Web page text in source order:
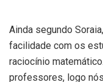
Ainda segundo
facilidade com os
raciocínio
professores, logo